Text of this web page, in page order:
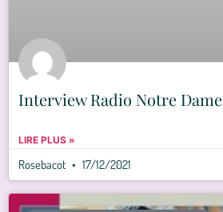
Interview Radio Notre Dame
LIRE PLUS »
Rosebacot 17/12/2021